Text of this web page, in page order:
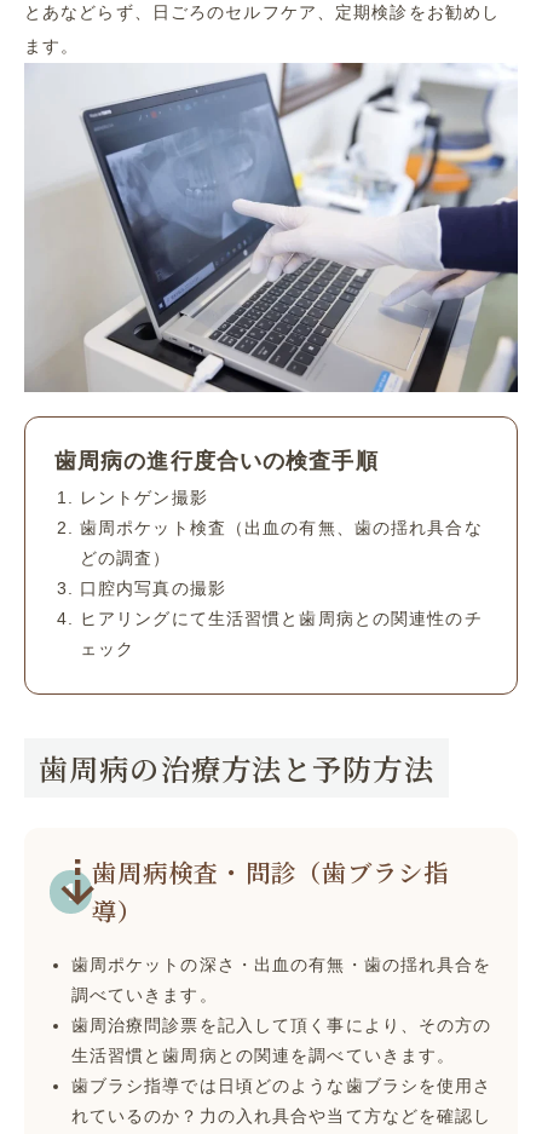
とあなどらず、日ごろのセルフケア、定期検診をお勧めし
ます。
歯周病の進行度合いの検査手順
レントゲン撮影
歯周ポケット検査（出血の有無、歯の揺れ具合な
どの調査）
口腔内写真の撮影
ヒアリングにて生活習慣と歯周病との関連性のチ
ェック
歯周病の治療方法と予防方法
歯周病検査・問診（歯ブラシ指
導）
歯周ポケットの深さ・出血の有無・歯の揺れ具合を
調べていきます。
歯周治療問診票を記入して頂く事により、その方の
生活習慣と歯周病との関連を調べていきます。
歯ブラシ指導では日頃どのような歯ブラシを使用さ
れているのか？力の入れ具合や当て方などを確認し